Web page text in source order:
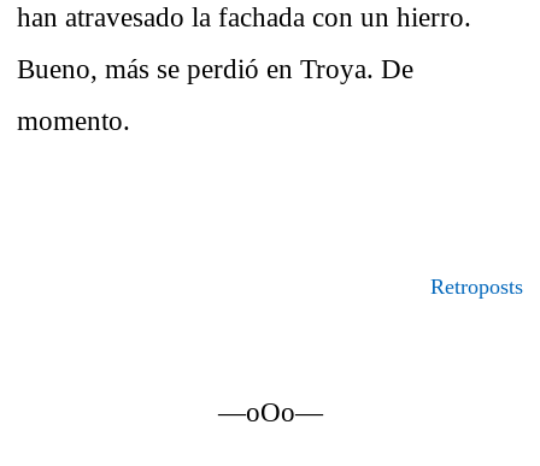
han atravesado la fachada con un hierro.
Bueno, más se perdió en Troya. De
momento.
Retroposts
—oOo—